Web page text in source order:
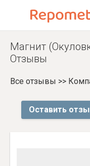
Магнит
Отзывы
Все отзывы >>
Оставить